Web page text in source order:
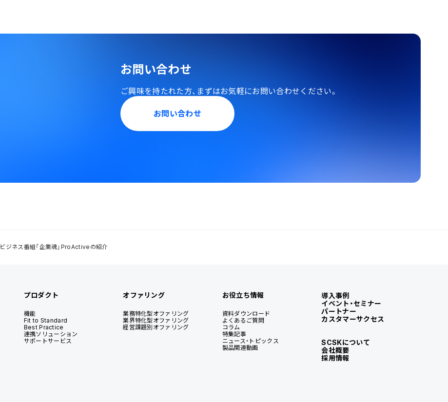
お問い合わせ
ご興味を持たれた方、 まずはお気軽にお問い合わせください。
お問い合わせ
ビジネス番組「企業魂」ProActiveの紹介
プロダクト
機能
Fit to Standard
Best Practice
連携ソリューション
サポートサービス
オファリング
業務特化型オファリング
業界特化型オファリング
経営課題別オファリング
お役立ち情報
資料ダウンロード
よくあるご質問
コラム
特集記事
ニュース・トピックス
製品関連動画
導入事例
イベント・セミナー
パートナー
カスタマーサクセス
SCSKについて
会社概要
採用情報